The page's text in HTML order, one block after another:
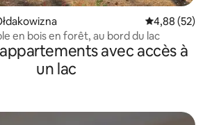
Évaluation
4,88 (52)
en bois en forêt, au bord du lac
avec accès à
un lac